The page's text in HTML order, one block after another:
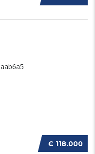
€ 118.000